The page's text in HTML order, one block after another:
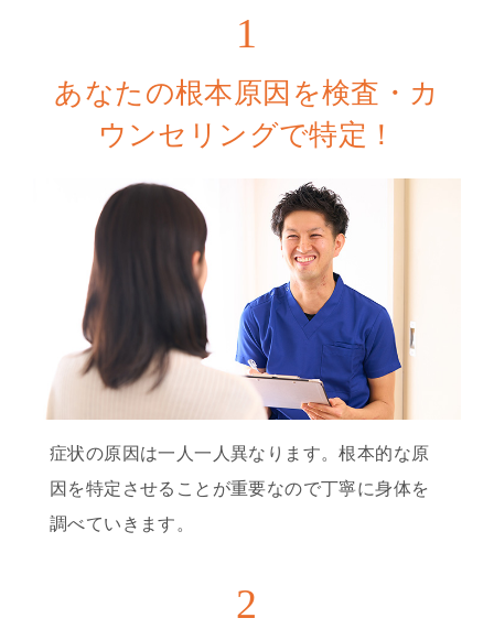
1
あなたの根本原因を検査・カ
ウンセリングで特定！
症状の原因は一人一人異なります。根本的な原
因を特定させることが重要なので丁寧に身体を
調べていきます。
2